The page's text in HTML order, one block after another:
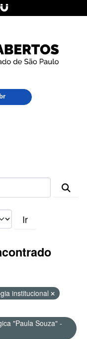
Ir
institucional
"Paula Souza" -